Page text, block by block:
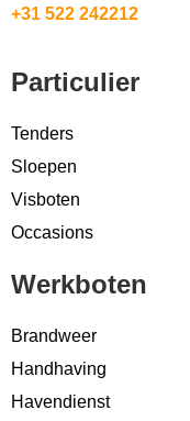
+31 522 242212
Particulier
Tenders
Sloepen
Visboten
Occasions
Werkboten
Brandweer
Handhaving
Havendienst